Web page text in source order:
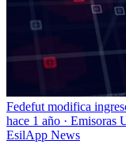
Fedefut modifica
hace 1 año · Emisoras
EsilApp News